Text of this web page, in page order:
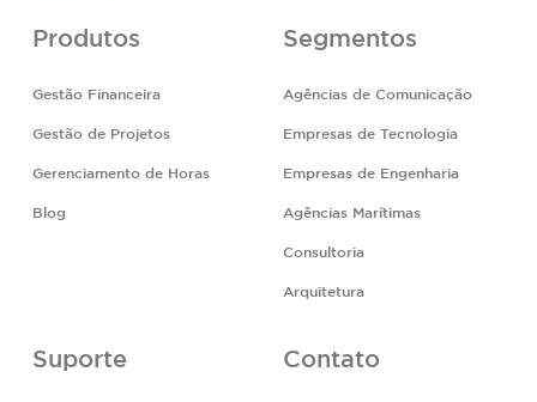
Produtos
Gestão Financeira
Gestão de Projetos
Gerenciamento de Horas
Blog
Segmentos
Agências de Comunicação
Empresas de Tecnologia
Empresas de Engenharia
Agências Marítimas
Consultoria
Arquitetura
Suporte Contato